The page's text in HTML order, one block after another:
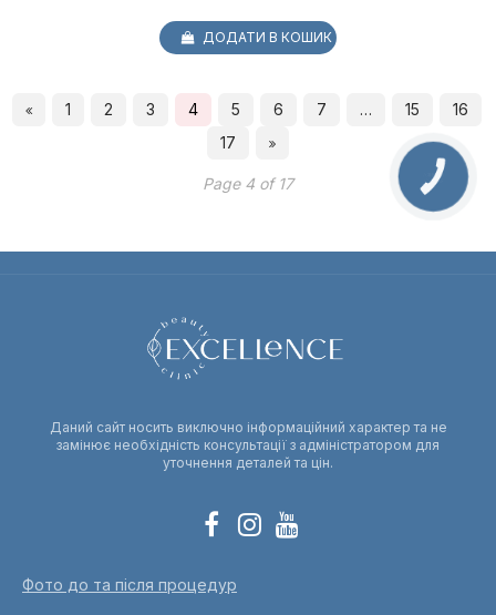
ДОДАТИ В КОШИК
1 2 3 4 5 6 7 … 15
16
17
Page 4 of 17
Даний сайт носить виключно інформаційний характер та не
замінює необхідність консультації з адміністратором для
уточнення деталей та цін.
Фото до та після процедур
КНОПКА
ЗВ'ЯЗКУ